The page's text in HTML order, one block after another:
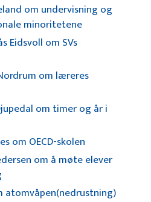
om undervisning og
minoritetene
Eidsvoll om SVs
om læreres
om timer og år i
om OECD-skolen
om å møte elever
atomvåpen(nedrustning)